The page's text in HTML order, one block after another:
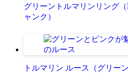
グリーントルマリンリング
ャンク）
トルマリン ルース（グリー